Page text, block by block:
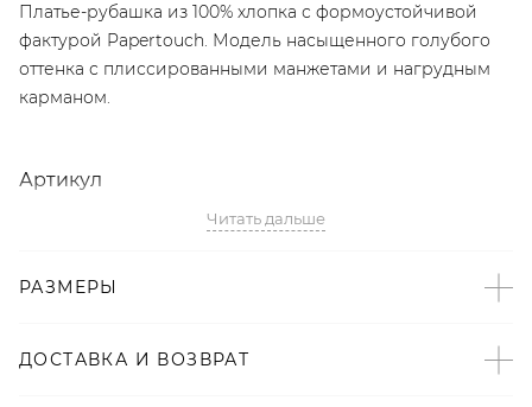
Платье-рубашка из 100% хлопка с формоустойчивой
фактурой Papertouch. Модель насыщенного голубого
оттенка с плиссированными манжетами и нагрудным
карманом.
Артикул
Детали
контролем бренда: Киргизия;
Читать дальше
РАЗМЕРЫ
ДОСТАВКА И ВОЗВРАТ